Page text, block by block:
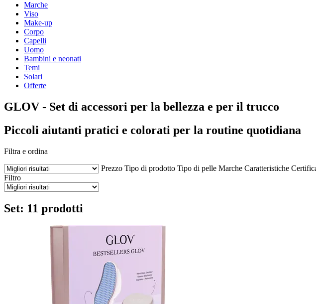
Marche
Viso
Make-up
Corpo
Capelli
Uomo
Bambini e neonati
Temi
Solari
Offerte
GLOV - Set di accessori per la bellezza e per il trucco
Piccoli aiutanti pratici e colorati per la routine quotidiana
Filtra e ordina
Prezzo Tipo di prodotto Tipo di pelle Marche Caratteristiche
Filtro
Set: 11 prodotti